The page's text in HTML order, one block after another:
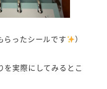
らったシールです ）
を実際にしてみるとこ